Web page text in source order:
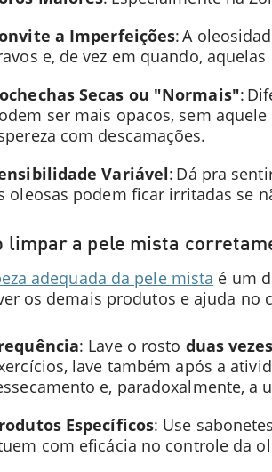
a Imperfeições: A
e, de vez em quando,
Secas ou "Normais":
ser mais opacos, sem
com descamações.
Variável: Dá pra
oleosas podem ficar irritadas se
limpar a pele mista
adequada da pele mista é um
os demais produtos e ajuda no
: Lave o rosto duas
lave também após a
e, paradoxalmente, a
Específicos: Use
com eficácia no controle da